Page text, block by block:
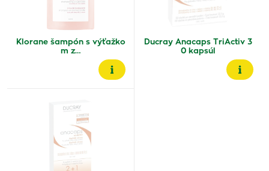
Klorane šampón s výťažko
m z…
Ducray Anacaps TriActiv 3
0 kapsúl